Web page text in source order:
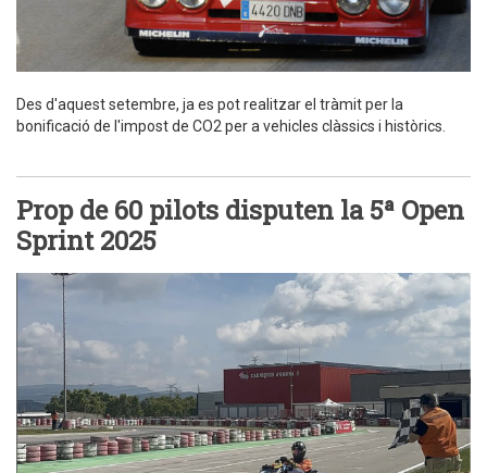
Des d'aquest setembre, ja es pot realitzar el tràmit per la
bonificació de l'impost de CO2 per a vehicles clàssics i històrics.
Prop de 60 pilots disputen la 5ª Open
Sprint 2025